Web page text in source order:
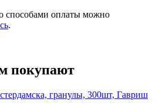
способами оплаты можно
.
покупают